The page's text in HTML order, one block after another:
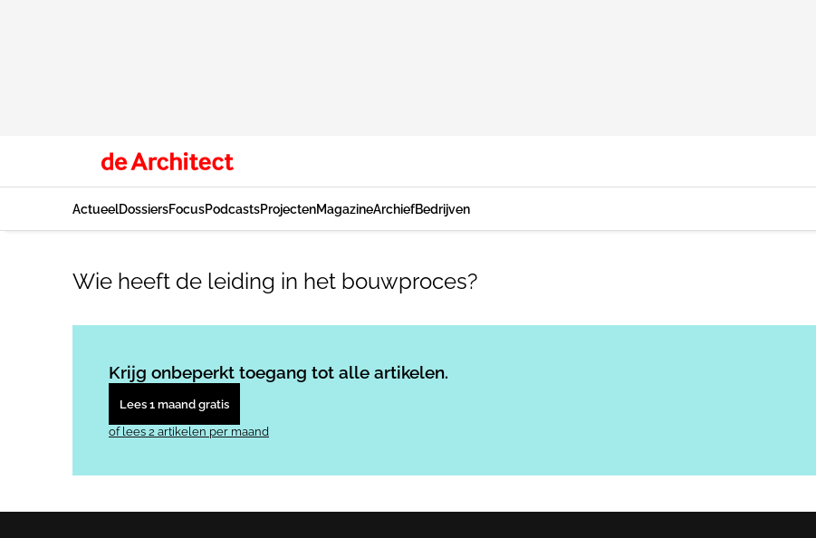
ActueelDossiersFocusPodcastsProjectenMagazineArchiefBedrijven
Wie heeft de leiding in het bouwproces?
Krijg onbeperkt toegang tot alle artikelen.
Lees 1 maand gratis
of lees 2 artikelen per maand